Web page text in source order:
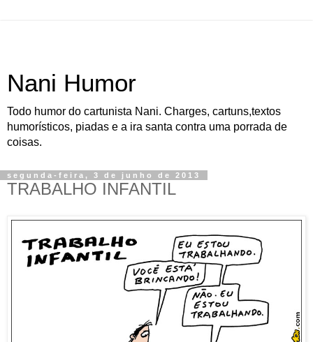
Nani Humor
Todo humor do cartunista Nani. Charges, cartuns,textos
humorísticos, piadas e a ira santa contra uma porrada de
coisas.
segunda-feira, 3 de junho de 2013
TRABALHO INFANTIL